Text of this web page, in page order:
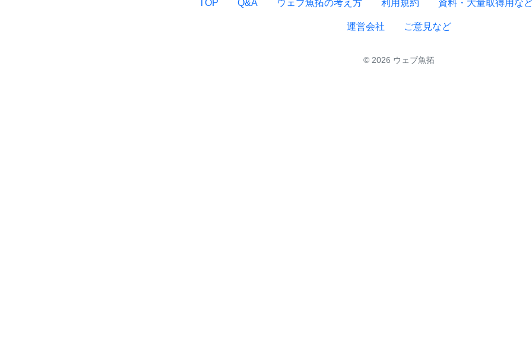
TOP Q&A ウェブ魚拓の考え方 利用規約 資料・大量取得用な
運営会社 ご意見など
© 2026 ウェブ魚拓